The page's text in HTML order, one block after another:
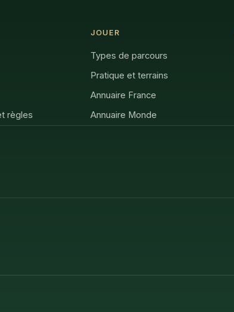
règles
JOUER
Types de parcours
Pratique et terrains
Annuaire France
Annuaire Monde